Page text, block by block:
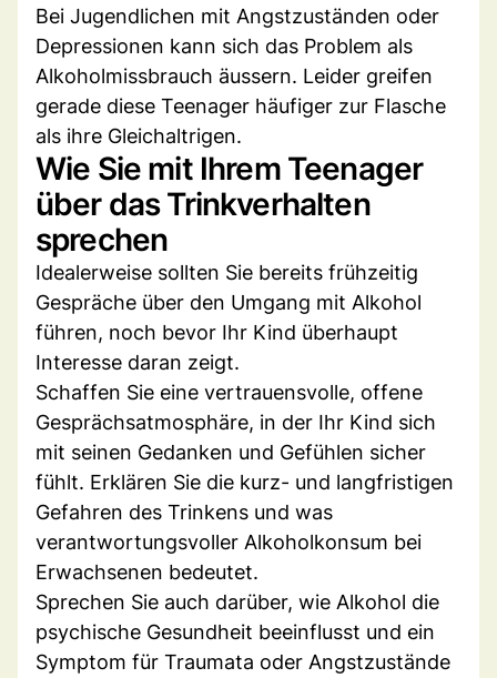
Bei Jugendlichen mit Angstzuständen oder
Depressionen kann sich das Problem als
Alkoholmissbrauch äussern. Leider greifen
gerade diese Teenager häufiger zur Flasche
als ihre Gleichaltrigen.
Wie Sie mit Ihrem Teenager
über das Trinkverhalten
sprechen
Idealerweise sollten Sie bereits frühzeitig
Gespräche über den Umgang mit Alkohol
führen, noch bevor Ihr Kind überhaupt
Interesse daran zeigt.
Schaffen Sie eine vertrauensvolle, offene
Gesprächsatmosphäre, in der Ihr Kind sich
mit seinen Gedanken und Gefühlen sicher
fühlt. Erklären Sie die kurz- und langfristigen
Gefahren des Trinkens und was
verantwortungsvoller Alkoholkonsum bei
Erwachsenen bedeutet.
Sprechen Sie auch darüber, wie Alkohol die
psychische Gesundheit beeinflusst und ein
Symptom für Traumata oder Angstzustände